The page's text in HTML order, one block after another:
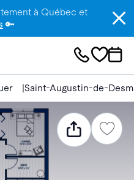
à Québec et
🔑
Saint-Augustin-de-